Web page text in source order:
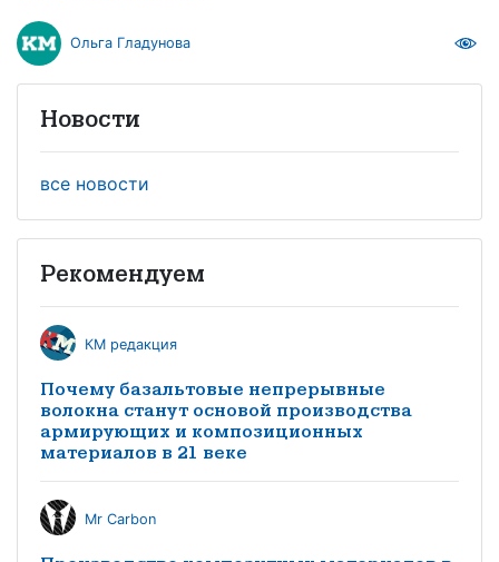
Ольга Гладунова
Новости
все новости
Рекомендуем
КМ редакция
Почему базальтовые непрерывные
волокна станут основой производства
армирующих и композиционных
материалов в 21 веке
Mr Carbon